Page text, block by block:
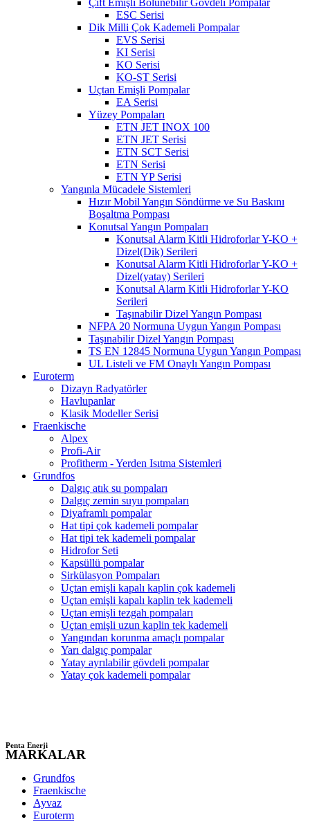
Çift Emişli Bölünebilir Gövdeli Pompalar
ESC Serisi
Dik Milli Çok Kademeli Pompalar
EVS Serisi
KI Serisi
KO Serisi
KO-ST Serisi
Uçtan Emişli Pompalar
EA Serisi
Yüzey Pompaları
ETN JET INOX 100
ETN JET Serisi
ETN SCT Serisi
ETN Serisi
ETN YP Serisi
Yangınla Mücadele Sistemleri
Hızır Mobil Yangın Söndürme ve Su Baskını
Boşaltma Pompası
Konutsal Yangın Pompaları
Konutsal Alarm Kitli Hidroforlar Y-KO +
Dizel(Dik) Serileri
Konutsal Alarm Kitli Hidroforlar Y-KO +
Dizel(yatay) Serileri
Konutsal Alarm Kitli Hidroforlar Y-KO
Serileri
Taşınabilir Dizel Yangın Pompası
NFPA 20 Normuna Uygun Yangın Pompası
Taşınabilir Dizel Yangın Pompası
TS EN 12845 Normuna Uygun Yangın Pompası
UL Listeli ve FM Onaylı Yangın Pompası
Euroterm
Dizayn Radyatörler
Havlupanlar
Klasik Modeller Serisi
Fraenkische
Alpex
Profi-Air
Profitherm - Yerden Isıtma Sistemleri
Grundfos
Dalgıç atık su pompaları
Dalgıç zemin suyu pompaları
Diyaframlı pompalar
Hat tipi çok kademeli pompalar
Hat tipi tek kademeli pompalar
Hidrofor Seti
Kapsüllü pompalar
Sirkülasyon Pompaları
Uçtan emişli kapalı kaplin çok kademeli
Uçtan emişli kapalı kaplin tek kademeli
Uçtan emişli tezgah pompaları
Uçtan emişli uzun kaplin tek kademeli
Yangından korunma amaçlı pompalar
Yarı dalgıç pompalar
Yatay ayrılabilir gövdeli pompalar
Yatay çok kademeli pompalar
Penta Enerji
MARKALAR
Grundfos
Fraenkische
Ayvaz
Euroterm